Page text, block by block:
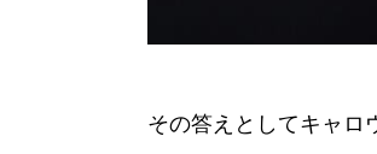
その答えとしてキャロ